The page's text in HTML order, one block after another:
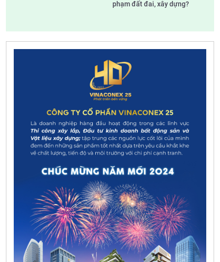
phạm đất đai, xây dựng?